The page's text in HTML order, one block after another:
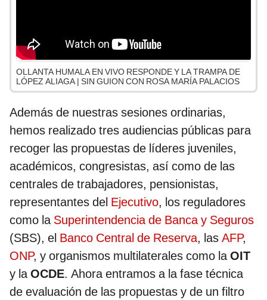
OLLANTA HUMALA EN VIVO RESPONDE Y LA TRAMPA DE
LÓPEZ ALIAGA | SIN GUION CON ROSA MARÍA PALACIOS
Además de nuestras sesiones ordinarias,
hemos realizado tres audiencias públicas para
recoger las propuestas de líderes juveniles,
académicos, congresistas, así como de las
centrales de trabajadores, pensionistas,
representantes del Ejecutivo, los reguladores
como la Superintendencia de Banca y Seguros
(SBS), el Banco Central de Reserva, las AFP,
ONP, y organismos multilaterales como laOIT
y laOCDE. Ahora entramos a la fase técnica
de evaluación de las propuestas y de un filtro